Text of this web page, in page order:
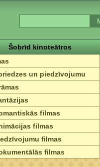
Šobrīd kinoteātros
un piedzīvojumu
filmas
filmas
filmas
filmas